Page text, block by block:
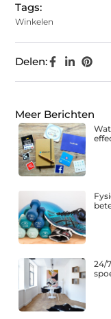
Tags:
Winkelen
Delen:
Meer Berichten
24/